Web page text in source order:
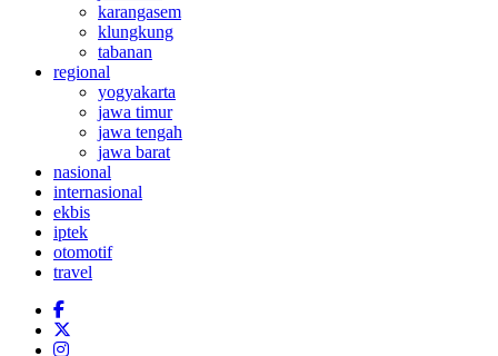
karangasem
klungkung
tabanan
regional
yogyakarta
jawa timur
jawa tengah
jawa barat
nasional
internasional
ekbis
iptek
otomotif
travel